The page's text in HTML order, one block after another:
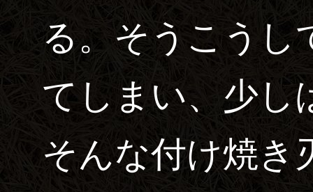
る。そうこうし
てしまい、少し
そんな付け焼き